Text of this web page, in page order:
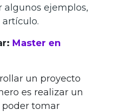
algunos ejemplos,
Master en
un proyecto
es realizar un
poder tomar